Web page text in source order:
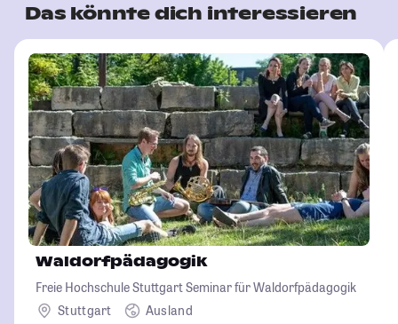
Das könnte dich interessieren
Waldorfpädagogik
Freie Hochschule Stuttgart Seminar für Waldorfpädagogik
Stuttgart
Ausland